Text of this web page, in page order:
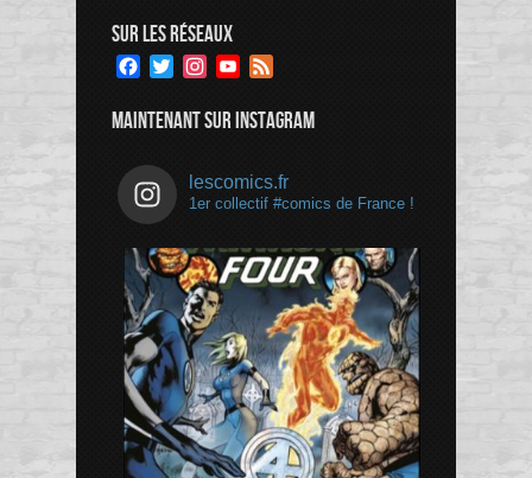
SUR LES RÉSEAUX
Facebook
TwitterInstagramYouTube
MAINTENANT SUR INSTAGRAM
lescomics.fr
1er collectif #comics de France !